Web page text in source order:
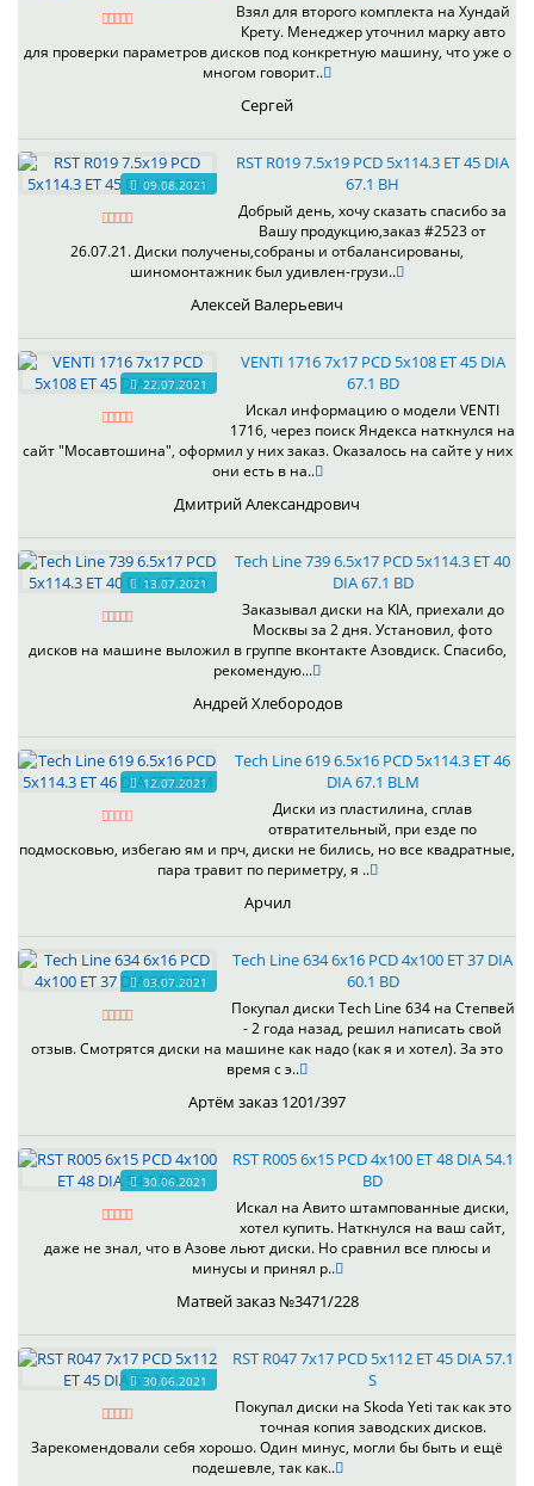
Взял для второго комплекта на Хундай
Крету. Менеджер уточнил марку авто
для проверки параметров дисков под конкретную машину, что уже о
многом говорит..
Сергей
09.08.2021
RST R019 7.5x19 PCD 5x114.3 ET 45 DIA
67.1 BH
Добрый день, хочу сказать спасибо за
Вашу продукцию,заказ #2523 от
26.07.21. Диски получены,собраны и отбалансированы,
шиномонтажник был удивлен-грузи..
Алексей Валерьевич
22.07.2021
VENTI 1716 7x17 PCD 5x108 ET 45 DIA
67.1 BD
Искал информацию о модели VENTI
1716, через поиск Яндекса наткнулся на
сайт "Мосавтошина", оформил у них заказ. Оказалось на сайте у них
они есть в на..
Дмитрий Александрович
13.07.2021
Tech Line 739 6.5x17 PCD 5x114.3 ET 40
DIA 67.1 BD
Заказывал диски на KIA, приехали до
Москвы за 2 дня. Установил, фото
дисков на машине выложил в группе вконтакте Азовдиск. Спасибо,
рекомендую...
Андрей Хлебородов
12.07.2021
Tech Line 619 6.5x16 PCD 5x114.3 ET 46
DIA 67.1 BLM
Диски из пластилина, сплав
отвратительный, при езде по
подмосковью, избегаю ям и прч, диски не бились, но все квадратные,
пара травит по периметру, я ..
Арчил
03.07.2021
Tech Line 634 6x16 PCD 4x100 ET 37 DIA
60.1 BD
Покупал диски Tech Line 634 на Степвей
- 2 года назад, решил написать свой
отзыв. Смотрятся диски на машине как надо (как я и хотел). За это
время с э..
Артём заказ 1201/397
30.06.2021
RST R005 6x15 PCD 4x100 ET 48 DIA 54.1
BD
Искал на Авито штампованные диски,
хотел купить. Наткнулся на ваш сайт,
даже не знал, что в Азове льют диски. Но сравнил все плюсы и
минусы и принял р..
Матвей заказ №3471/228
30.06.2021
RST R047 7x17 PCD 5x112 ET 45 DIA 57.1
S
Покупал диски на Skoda Yeti так как это
точная копия заводских дисков.
Зарекомендовали себя хорошо. Один минус, могли бы быть и ещё
подешевле, так как..